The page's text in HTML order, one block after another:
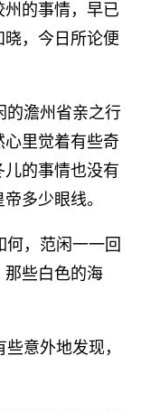
的事情，早已
，今日所论便
澹州省亲之行
里觉着有些奇
的事情也没有
多少眼线。
，范闲一一回
那些白色的海
意外地发现，